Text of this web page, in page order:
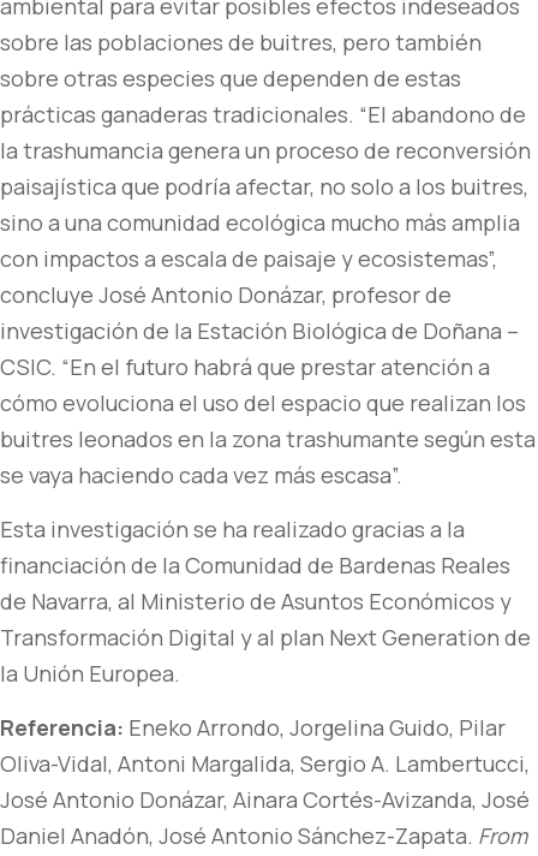
ambiental para evitar posibles efectos indeseados
sobre las poblaciones de buitres, pero también
sobre otras especies que dependen de estas
prácticas ganaderas tradicionales. “El abandono de
la trashumancia genera un proceso de reconversión
paisajística que podría afectar, no solo a los buitres,
sino a una comunidad ecológica mucho más amplia
con impactos a escala de paisaje y ecosistemas”,
concluye José Antonio Donázar, profesor de
investigación de la Estación Biológica de Doñana –
CSIC. “En el futuro habrá que prestar atención a
cómo evoluciona el uso del espacio que realizan los
buitres leonados en la zona trashumante según esta
se vaya haciendo cada vez más escasa”.
Esta investigación se ha realizado gracias a la
financiación de la Comunidad de Bardenas Reales
de Navarra, al Ministerio de Asuntos Económicos y
Transformación Digital y al plan Next Generation de
la Unión Europea.
Referencia: Eneko Arrondo, Jorgelina Guido, Pilar
Oliva-Vidal, Antoni Margalida, Sergio A. Lambertucci,
José Antonio Donázar, Ainara Cortés-Avizanda, José
Daniel Anadón, José Antonio Sánchez-Zapata. From